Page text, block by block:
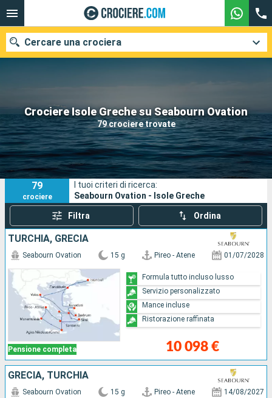
Crociere Isole Greche su Seabourn Ovation
79 crociere trovate
Cercare una crociera
Le nostre destinazioni
Mesi di partenza
Porti Compagnie
Ricerca
79
crociere
I tuoi criteri di ricerca:
Seabourn Ovation - Isole Greche
Filtra Ordina
TURCHIA, GRECIA
Pensione completa
Seabourn Ovation 15 g Pireo - Atene 01/07/2028
10 098 €
Formula tutto incluso lusso
Servizio personalizzato
Mance incluse
Ristorazione raffinata
GRECIA, TURCHIA
Seabourn Ovation 15 g Pireo - Atene 14/08/2027